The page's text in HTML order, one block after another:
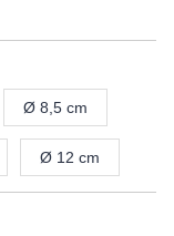
Ø 8,5 cm
Ø 12 cm